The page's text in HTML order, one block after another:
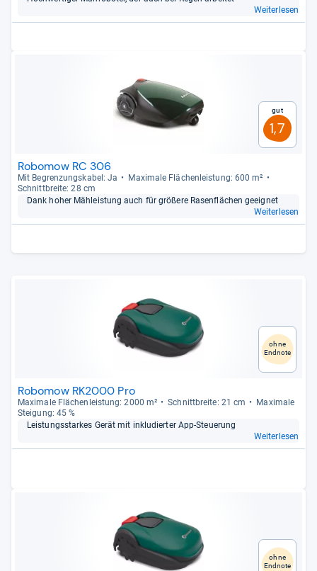
Weiterlesen
Gut
1,7
Robomow RC 306
Mit Begren­zungs­ka­bel: Ja
Maxi­male Flä­chen­leis­tung: 600 m²
Schnitt­breite: 28 cm
Dank hoher Mäh­leis­tung auch für grö­ßere Rasen­flä­chen geeig­net
Weiterlesen
ohne
Endnote
Robomow RK2000 Pro
Maxi­male Flä­chen­leis­tung: 2000 m² Schnitt­breite: 21 cm
Maxi­male
Stei­gung: 45 %
Leis­tungs­star­kes Gerät mit inklu­dier­ter App-​Steue­rung
Weiterlesen
ohne
Endnote